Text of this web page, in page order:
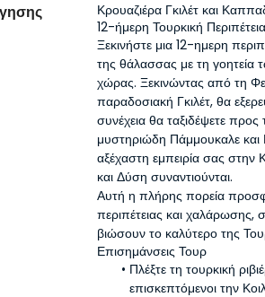
Κρουαζιέρα Γκιλέτ και
12-ήμερη Τουρκική Περιπέτεια
Ξεκινήστε μια 12-ημερη
της θάλασσας με τη γοητεία
χώρας. Ξεκινώντας από τη
παραδοσιακή Γκιλέτ, θα
συνέχεια θα ταξιδέψετε
μυστηριώδη Πάμμουκαλε
αξέχαστη εμπειρία σας
και Δύση συναντιούνται.
Αυτή η πλήρης πορεία
περιπέτειας και χαλάρωσης,
βιώσουν το καλύτερο της
Επισημάνσεις Τουρ
Πλέξτε τη τουρκική
επισκεπτόμενοι την